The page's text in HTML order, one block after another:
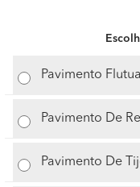
Pavimento
Pavimento De
Pavimento De